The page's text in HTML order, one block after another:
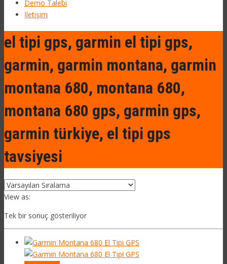
Demo Talebi
İletişim
el tipi gps, garmin el tipi gps,
garmin, garmin montana, garmin
montana 680, montana 680,
montana 680 gps, garmin gps,
garmin türkiye, el tipi gps
tavsiyesi
View as:
Tek bir sonuç gösteriliyor